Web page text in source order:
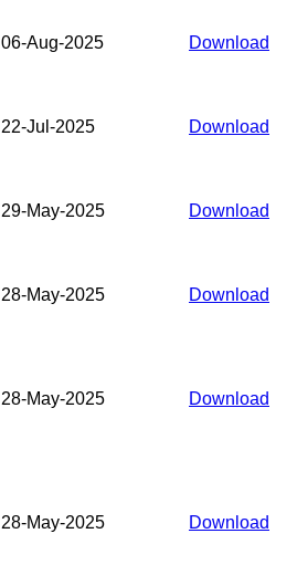
06-Aug-2025 Download
22-Jul-2025 Download
29-May-2025 Download
28-May-2025 Download
28-May-2025 Download
28-May-2025 Download